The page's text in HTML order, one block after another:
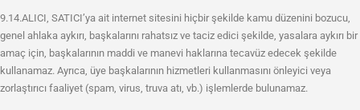
9.14.ALICI, SATICI’ya ait internet sitesini hiçbir şekilde kamu düzenini bozucu,
genel ahlaka aykırı, başkalarını rahatsız ve taciz edici şekilde, yasalara aykırı bir
amaç için, başkalarının maddi ve manevi haklarına tecavüz edecek şekilde
kullanamaz. Ayrıca, üye başkalarının hizmetleri kullanmasını önleyici veya
zorlaştırıcı faaliyet (spam, virus, truva atı, vb.) işlemlerde bulunamaz.